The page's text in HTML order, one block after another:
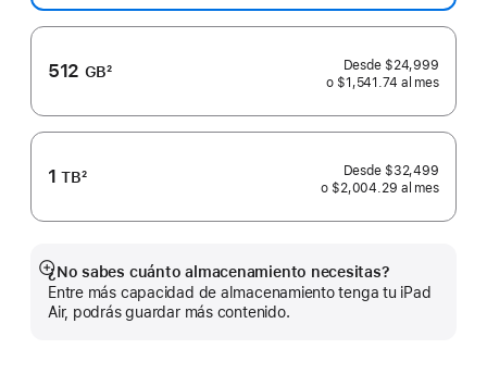
pie
512 GB
pie
2 Desde $24,999
o $1,541.74 al mes
1TB2 Desde $32,499
o $2,004.29 al mes
¿No sabes cuánto almacenamiento necesitas?
Entre más capacidad de almacenamiento tenga tu iPad
Air, podrás guardar más contenido.
Mostrar
más